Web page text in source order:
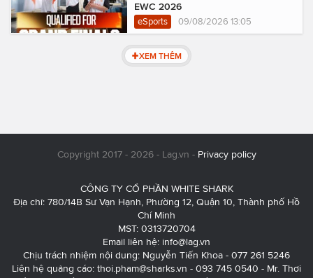
EWC 2026
eSports 09/08/2026 13:05
XEM THÊM
Copyright 2017 - 2026 - Lag.vn - Privacy policy
CÔNG TY CỔ PHẦN WHITE SHARK
Địa chỉ: 780/14B Sư Vạn Hạnh, Phường 12, Quận 10, Thành phố Hồ
Chí Minh
MST: 0313720704
Email liên hệ: info@lag.vn
Chịu trách nhiệm nội dung: Nguyễn Tiến Khoa - 077 261 5246
Liên hệ quảng cáo: thoi.pham@sharks.vn - 093 745 0540 - Mr. Thơi